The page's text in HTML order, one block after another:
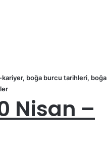
boğa burcu tarihleri, boğa
Nisan –